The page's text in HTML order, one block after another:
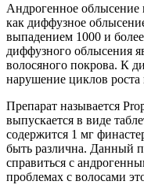
Андрогенное облысение
как диффузное
выпадением 1000 и
диффузного облысения
волосяного покрова. К
нарушение циклов роста
Препарат называется
выпускается в виде
содержится 1 мг
быть различна. Данный
справиться с
проблемах с волосами